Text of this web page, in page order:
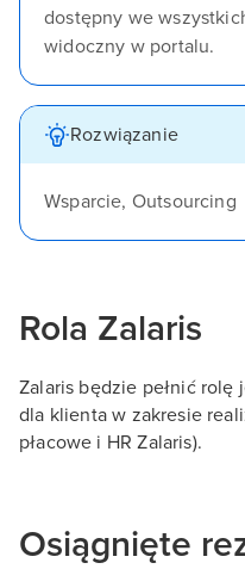
dostępny we
widoczny w portalu.
Rozwiązanie
Wsparcie, Outsourcing
Rola Zalaris
Zalaris będzie pełnić
dla klienta w zakresie
płacowe i HR Zalaris).
Osiągnięte